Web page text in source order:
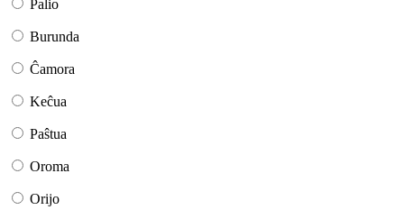
Palio
Burunda
Ĉamora
Keĉua
Paŝtua
Oroma
Orijo